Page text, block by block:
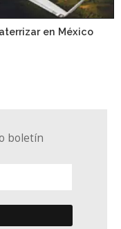
en México
boletín